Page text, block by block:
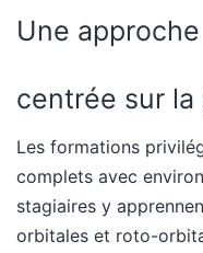
Une
centrée sur la
Les formations
complets avec
stagiaires y
orbitales et roto-